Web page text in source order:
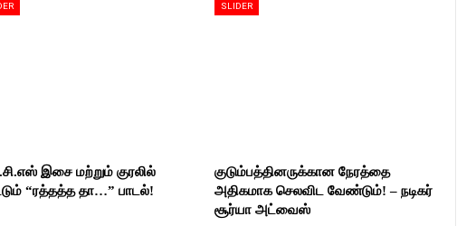
இசை மற்றும் குரலில்
“ரத்தத்த தா…” பாடல்!
SLIDER
குடும்பத்தினருக்கான நேரத்தை
அதிகமாக செலவிட வேண்டும்! – நடிகர்
சூர்யா அட்வைஸ்